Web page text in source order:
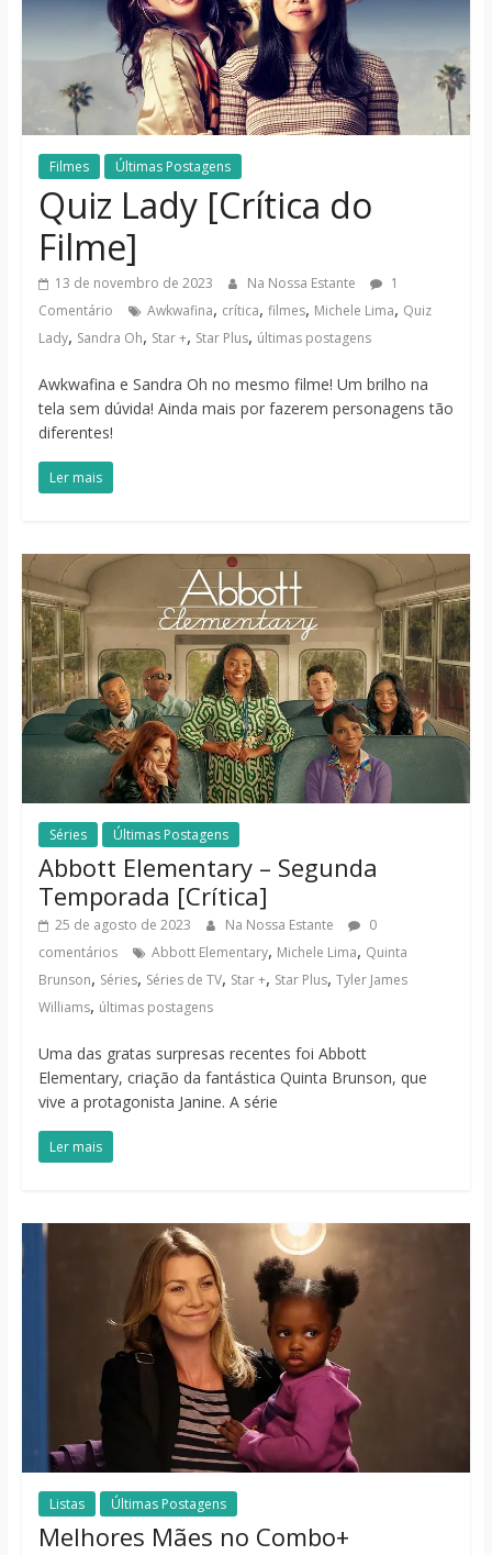
notícias
Filmes Últimas Postagens
Quiz Lady [Crítica do
Filme]
13 de novembro de 2023 Na Nossa Estante
1
Comentário
Awkwafina, crítica, filmes, Michele Lima, Quiz
Lady, Sandra Oh, Star +, Star Plus, últimas postagens
Awkwafina e Sandra Oh no mesmo filme! Um brilho na
tela sem dúvida! Ainda mais por fazerem personagens tão
diferentes!
Ler mais
Séries Últimas Postagens
Abbott Elementary – Segunda
Temporada [Crítica]
25 de agosto de 2023 Na Nossa Estante
0
comentários
Abbott Elementary, Michele Lima, Quinta
Brunson, Séries, Séries de TV, Star +, Star Plus, Tyler James
Williams, últimas postagens
Uma das gratas surpresas recentes foi Abbott
Elementary, criação da fantástica Quinta Brunson, que
vive a protagonista Janine. A série
Ler mais
Listas Últimas Postagens
Melhores Mães no Combo+